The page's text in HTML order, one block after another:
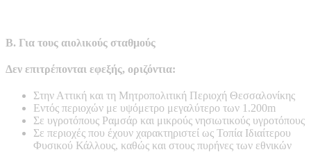
Β. Για τους αιολικούς σταθμούς
Δεν επιτρέπονται εφεξής, οριζόντια:
Στην Αττική και τη Μητροπολιτική Περιοχή Θεσσαλονίκης
Εντός περιοχών με υψόμετρο μεγαλύτερο των 1.200m
Σε υγροτόπους Ραμσάρ και μικρούς νησιωτικούς υγροτόπους
Σε περιοχές που έχουν χαρακτηριστεί ως Τοπία Ιδιαίτερου
Φυσικού Κάλλους, καθώς και στους πυρήνες των εθνικών